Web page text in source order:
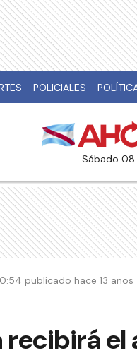
POLICIALES
sábado
publicado hace 13 años